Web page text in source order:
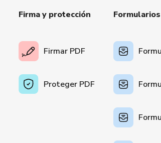
Firma y protección
Firmar PDF
Proteger PDF
Formularios